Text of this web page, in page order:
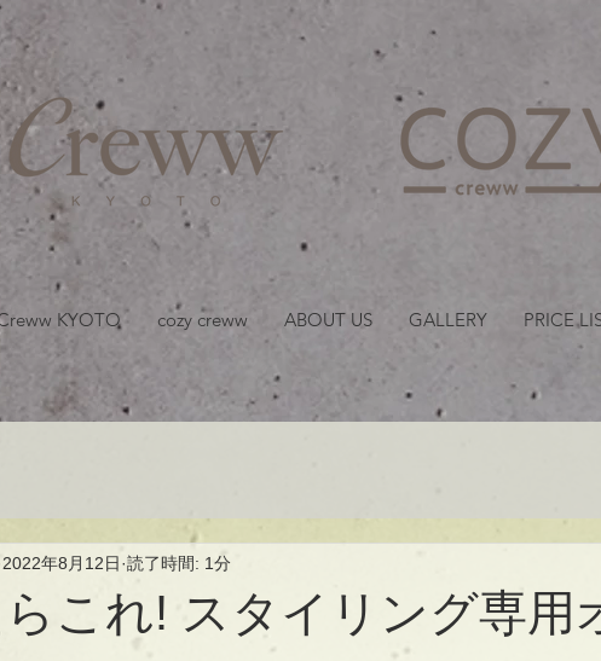
KYOTO cozy creww ABOUT US GALLERY PRICE
これ! スタイリング専用
2022年8月12日 読了時間: 1分